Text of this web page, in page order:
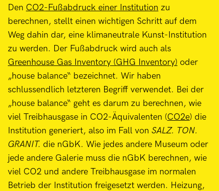
Den CO2-Fußabdruck einer Institution zu
berechnen, stellt einen wichtigen Schritt auf dem
Weg dahin dar, eine klimaneutrale Kunst-Institution
zu werden. Der Fußabdruck wird auch als
Greenhouse Gas Inventory (GHG Inventory) oder
„house balance“ bezeichnet. Wir haben
schlussendlich letzteren Begriff verwendet. Bei der
„house balance“ geht es darum zu berechnen, wie
viel Treibhausgase in CO2-Äquivalenten (CO2e) die
Institution generiert, also im Fall von SALZ. TON.
GRANIT. die nGbK. Wie jedes andere Museum oder
jede andere Galerie muss die nGbK berechnen, wie
viel CO2 und andere Treibhausgase im normalen
Betrieb der Institution freigesetzt werden. Heizung,